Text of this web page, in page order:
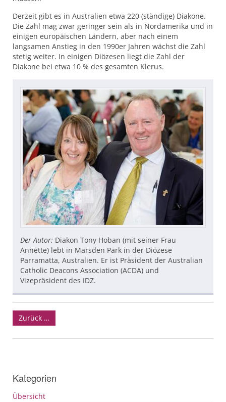
Derzeit gibt es in Australien etwa 220 (ständige) Diakone.
Die Zahl mag zwar geringer sein als in Nordamerika und in
einigen europäischen Ländern, aber nach einem
langsamen Anstieg in den 1990er Jahren wächst die Zahl
stetig weiter. In einigen Diözesen liegt die Zahl der
Diakone bei etwa 10 % des gesamten Klerus.
Der Autor: Diakon Tony Hoban (mit seiner Frau
Annette) lebt in Marsden Park in der Diözese
Parramatta, Australien. Er ist Präsident der Australian
Catholic Deacons Association (ACDA) und
Vizepräsident des IDZ.
Zurück …
Kategorien
Übersicht